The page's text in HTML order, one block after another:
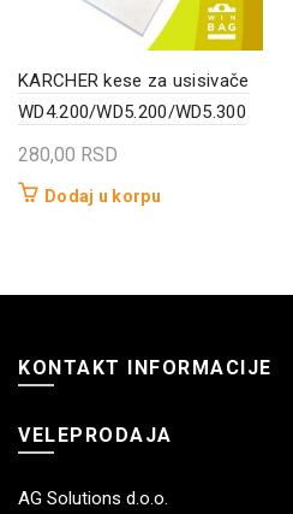
KARCHER kese za usisivače
WD4.200/WD5.200/WD5.300
280,00 RSD
Dodaj u korpu
KONTAKT INFORMACIJE
VELEPRODAJA
AG Solutions d.o.o.